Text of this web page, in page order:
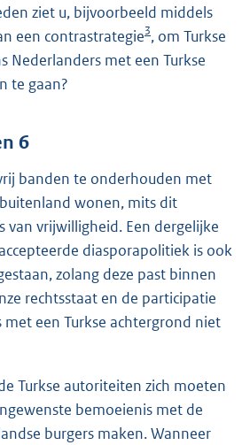
ziet u, bijvoorbeeld middels
een contrastrategie3, om Turkse
Nederlanders met een Turkse
te gaan?
6
banden te onderhouden met
wonen, mits dit
van vrijwilligheid. Een dergelijke
diasporapolitiek is ook
zolang deze past binnen
rechtsstaat en de participatie
met een Turkse achtergrond niet
Turkse autoriteiten zich moeten
bemoeienis met de
burgers maken. Wanneer